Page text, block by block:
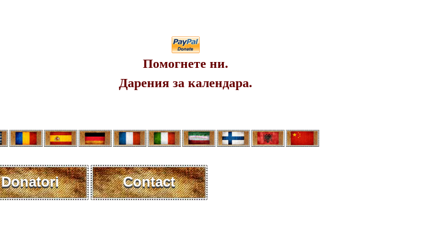
Помогнете ни.
Дарения за календара.
Donatori Contact